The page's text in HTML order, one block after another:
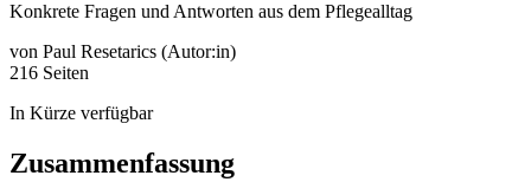
Konkrete Fragen und Antworten aus dem Pflegealltag
von Paul Resetarics (Autor:in)
216 Seiten
In Kürze verfügbar
Zusammenfassung